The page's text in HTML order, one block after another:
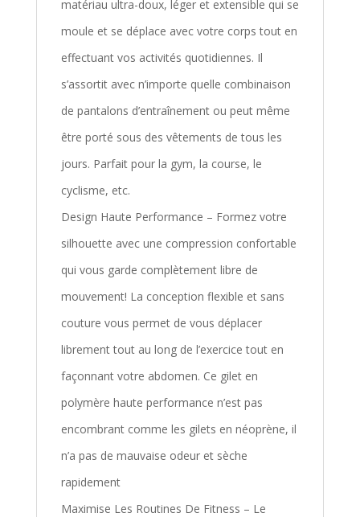
matériau ultra-doux, léger et extensible qui se
moule et se déplace avec votre corps tout en
effectuant vos activités quotidiennes. Il
s’assortit avec n’importe quelle combinaison
de pantalons d’entraînement ou peut même
être porté sous des vêtements de tous les
jours. Parfait pour la gym, la course, le
cyclisme, etc.
Design Haute Performance – Formez votre
silhouette avec une compression confortable
qui vous garde complètement libre de
mouvement! La conception flexible et sans
couture vous permet de vous déplacer
librement tout au long de l’exercice tout en
façonnant votre abdomen. Ce gilet en
polymère haute performance n’est pas
encombrant comme les gilets en néoprène, il
n’a pas de mauvaise odeur et sèche
rapidement
Maximise Les Routines De Fitness – Le